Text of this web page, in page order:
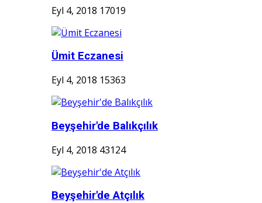
Eyl 4, 2018 17019
Ümit Eczanesi
Eyl 4, 2018 15363
Beyşehir'de Balıkçılık
Eyl 4, 2018 43124
Beyşehir'de Atçılık